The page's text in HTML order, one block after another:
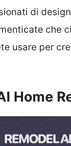
di
che
usare per
Home